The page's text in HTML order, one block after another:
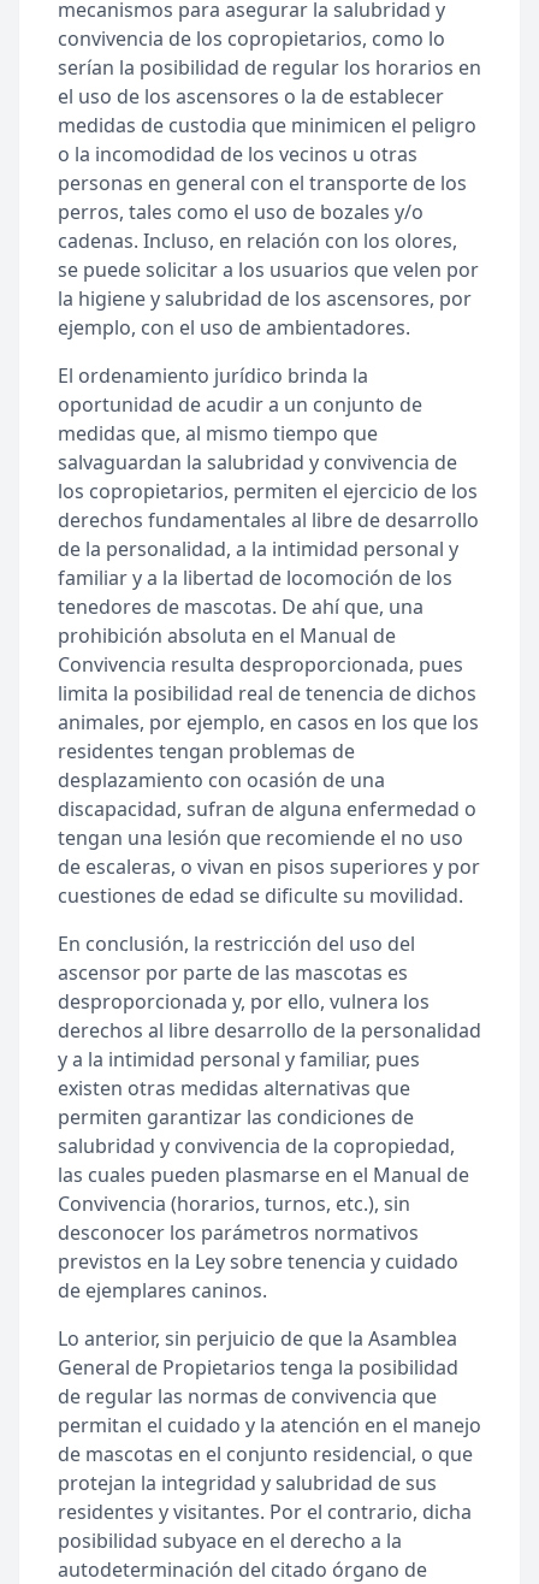
mecanismos para asegurar la salubridad y
convivencia de los copropietarios, como lo
serían la posibilidad de regular los horarios en
el uso de los ascensores o la de establecer
medidas de custodia que minimicen el peligro
o la incomodidad de los vecinos u otras
personas en general con el transporte de los
perros, tales como el uso de bozales y/o
cadenas. Incluso, en relación con los olores,
se puede solicitar a los usuarios que velen por
la higiene y salubridad de los ascensores, por
ejemplo, con el uso de ambientadores.
El ordenamiento jurídico brinda la
oportunidad de acudir a un conjunto de
medidas que, al mismo tiempo que
salvaguardan la salubridad y convivencia de
los copropietarios, permiten el ejercicio de los
derechos fundamentales al libre de desarrollo
de la personalidad, a la intimidad personal y
familiar y a la libertad de locomoción de los
tenedores de mascotas. De ahí que, una
prohibición absoluta en el Manual de
Convivencia resulta desproporcionada, pues
limita la posibilidad real de tenencia de dichos
animales, por ejemplo, en casos en los que los
residentes tengan problemas de
desplazamiento con ocasión de una
discapacidad, sufran de alguna enfermedad o
tengan una lesión que recomiende el no uso
de escaleras, o vivan en pisos superiores y por
cuestiones de edad se dificulte su movilidad.
En conclusión, la restricción del uso del
ascensor por parte de las mascotas es
desproporcionada y, por ello, vulnera los
derechos al libre desarrollo de la personalidad
y a la intimidad personal y familiar, pues
existen otras medidas alternativas que
permiten garantizar las condiciones de
salubridad y convivencia de la copropiedad,
las cuales pueden plasmarse en el Manual de
Convivencia (horarios, turnos, etc.), sin
desconocer los parámetros normativos
previstos en la Ley sobre tenencia y cuidado
de ejemplares caninos.
Lo anterior, sin perjuicio de que la Asamblea
General de Propietarios tenga la posibilidad
de regular las normas de convivencia que
permitan el cuidado y la atención en el manejo
de mascotas en el conjunto residencial, o que
protejan la integridad y salubridad de sus
residentes y visitantes. Por el contrario, dicha
posibilidad subyace en el derecho a la
autodeterminación del citado órgano de